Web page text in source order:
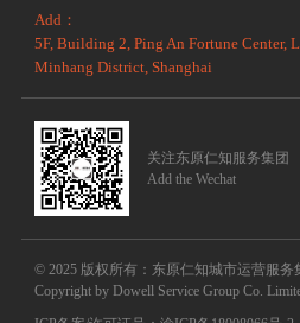
Add：
5F, Building 2, Ping An Fortune Center,
Minhang District, Shanghai
关注东原仁知服务集团
Add the Wechat
© 2025 版权所有：东原仁知城市运营服务
Copyright by Dowell Service Group Co.